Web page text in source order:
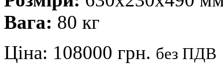
Вага: 80 кг
Ціна: 108000 грн. без ПДВ